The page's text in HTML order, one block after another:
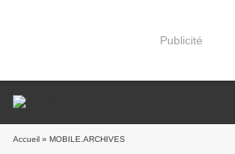
Publicité
Accueil » MOBILE.ARCHIVES